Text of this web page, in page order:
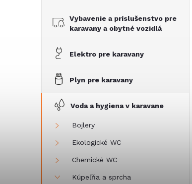
Vybavenie a príslušenstvo pre
karavany a obytné vozidlá
Elektro pre karavany
Plyn pre karavany
Voda a hygiena v karavane
Bojlery
Ekologické WC
Chemické WC
Kúpeľňa a sprcha